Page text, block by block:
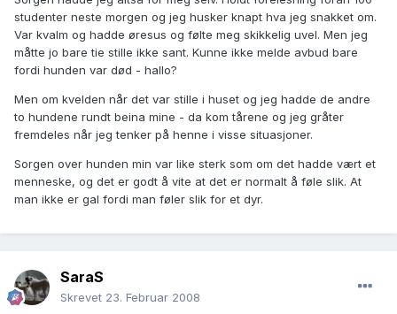
studenter neste morgen og jeg husker knapt hva jeg snakket om.
Var kvalm og hadde øresus og følte meg skikkelig uvel. Men jeg
måtte jo bare tie stille ikke sant. Kunne ikke melde avbud bare
fordi hunden var død - hallo?
Men om kvelden når det var stille i huset og jeg hadde de andre
to hundene rundt beina mine - da kom tårene og jeg gråter
fremdeles når jeg tenker på henne i visse situasjoner.
Sorgen over hunden min var like sterk som om det hadde vært et
menneske, og det er godt å vite at det er normalt å føle slik. At
man ikke er gal fordi man føler slik for et dyr.
SaraS
Skrevet 23. Februar 2008